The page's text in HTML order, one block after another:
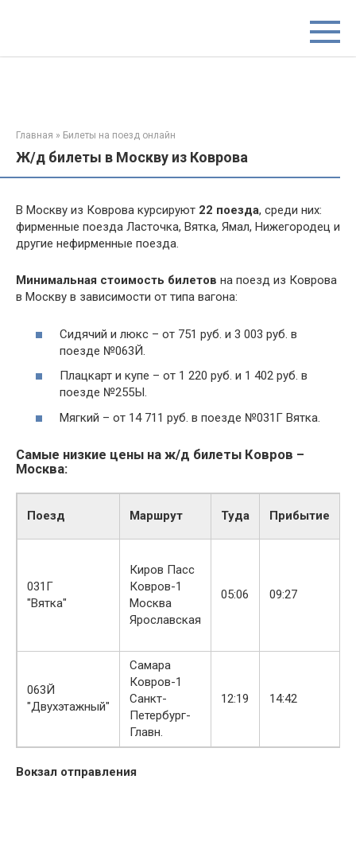
Главная » Билеты на поезд онлайн
Ж/д билеты в Москву из Коврова
В Москву из Коврова курсируют 22 поезда, среди них:
фирменные поезда Ласточка, Вятка, Ямал, Нижегородец и
другие нефирменные поезда.
Минимальная стоимость билетов на поезд из Коврова
в Москву в зависимости от типа вагона:
Сидячий и люкс – от 751 руб. и 3 003 руб. в
поезде №063Й.
Плацкарт и купе – от 1 220 руб. и 1 402 руб. в
поезде №255Ы.
Мягкий – от 14 711 руб. в поезде №031Г Вятка.
Самые низкие цены на ж/д билеты Ковров –
Москва:
Поезд Маршрут Туда Прибытие
031Г
"Вятка"
Киров Пасс
Ковров-1
Москва
Ярославская
05:06 09:27
063Й
"Двухэтажный"
Самара
Ковров-1
Санкт-
Петербург-
Главн.
12:19 14:42
Вокзал отправления